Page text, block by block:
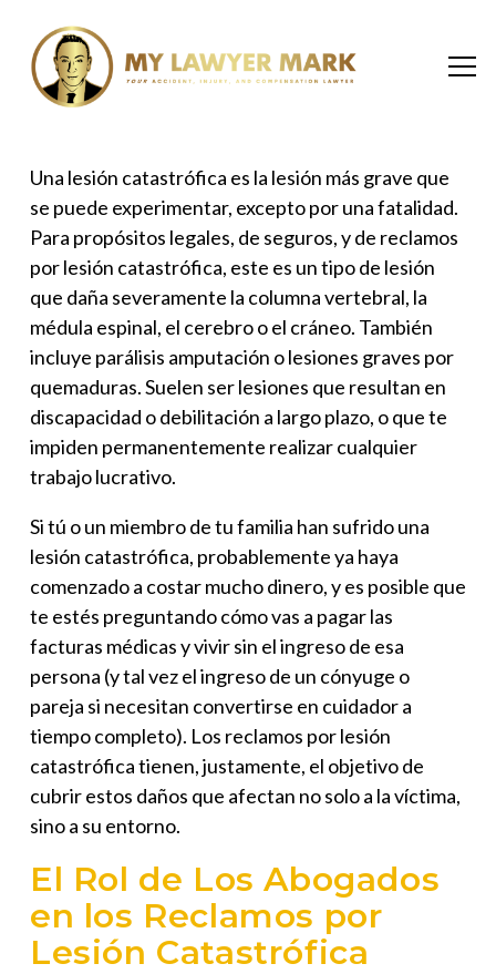
Una lesión catastrófica es la lesión más grave que
se puede experimentar, excepto por una fatalidad.
Para propósitos legales, de seguros, y de reclamos
por lesión catastrófica, este es un tipo de lesión
que daña severamente la columna vertebral, la
médula espinal, el cerebro o el cráneo. También
incluye parálisis amputación o lesiones graves por
quemaduras. Suelen ser lesiones que resultan en
discapacidad o debilitación a largo plazo, o que te
impiden permanentemente realizar cualquier
trabajo lucrativo.
Si tú o un miembro de tu familia han sufrido una
lesión catastrófica, probablemente ya haya
comenzado a costar mucho dinero, y es posible que
te estés preguntando cómo vas a pagar las
facturas médicas y vivir sin el ingreso de esa
persona (y tal vez el ingreso de un cónyuge o
pareja si necesitan convertirse en cuidador a
tiempo completo). Los reclamos por lesión
catastróficatienen, justamente, el objetivo de
cubrir estos daños que afectan no solo a la víctima,
sino a su entorno.
El Rol de Los Abogados
en los Reclamos por
Lesión Catastrófica